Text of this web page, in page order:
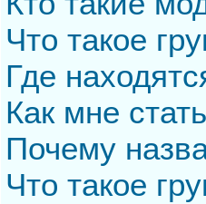
Что такое
Где
Как мне
Почему
Что такое